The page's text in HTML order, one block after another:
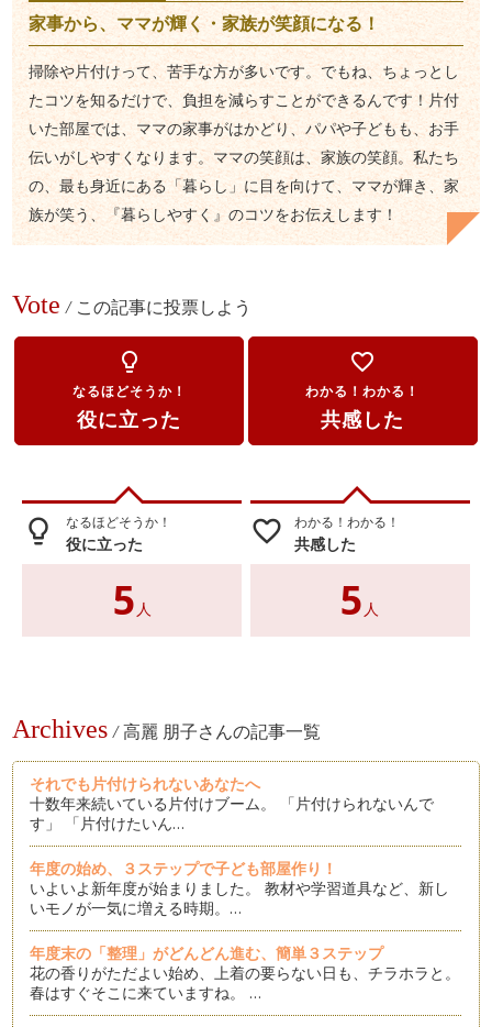
家事から、ママが輝く・家族が笑顔になる！
掃除や片付けって、苦手な方が多いです。でもね、ちょっとし
たコツを知るだけで、負担を減らすことができるんです！片付
いた部屋では、ママの家事がはかどり、パパや子どもも、お手
伝いがしやすくなります。ママの笑顔は、家族の笑顔。私たち
の、最も身近にある「暮らし」に目を向けて、ママが輝き、家
族が笑う、『暮らしやすく』のコツをお伝えします！
Vote / この記事に投票しよう
lightbulb_outline
なるほどそうか！
役に立った
favorite_border
わかる！わかる！
共感した
lightbulb_outline なるほどそうか！
役に立った
5 人
favorite_border わかる！わかる！
共感した
5 人
Archives / 高麗 朋子さんの記事一覧
それでも片付けられないあなたへ
十数年来続いている片付けブーム。 「片付けられないんで
す」 「片付けたいん…
年度の始め、３ステップで子ども部屋作り！
いよいよ新年度が始まりました。 教材や学習道具など、新し
いモノが一気に増える時期。…
年度末の「整理」がどんどん進む、簡単３ステップ
花の香りがただよい始め、上着の要らない日も、チラホラと。
春はすぐそこに来ていますね。 …